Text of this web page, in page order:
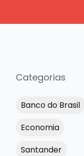
Categorias
Banco do Brasil
Economia
Santander